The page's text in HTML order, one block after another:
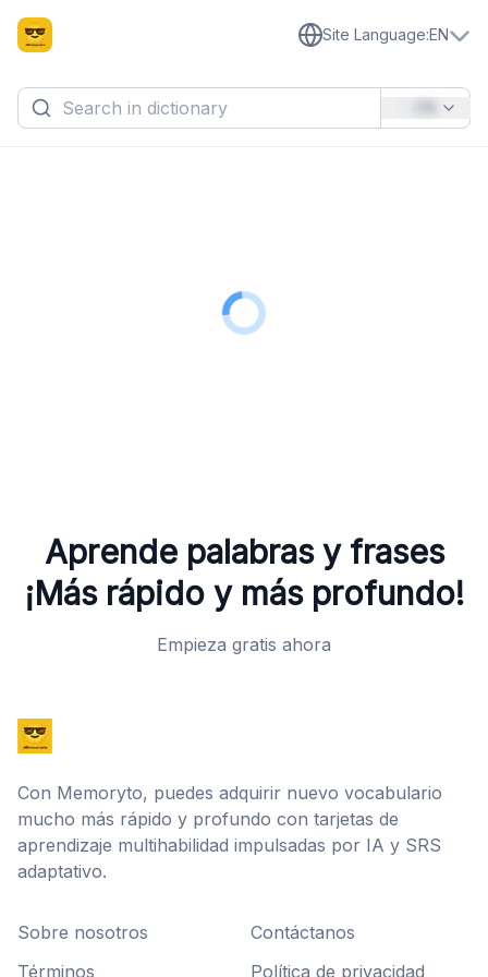
Site Language:EN
Aprende palabras y frases
¡Más rápido y más profundo!
Empieza gratis ahora
Con Memoryto, puedes adquirir nuevo vocabulario
mucho más rápido y profundo con tarjetas de
aprendizaje multihabilidad impulsadas por IA y SRS
adaptativo.
Sobre nosotros
Contáctanos
Términos
Política de privacidad